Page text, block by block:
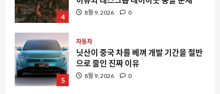
5
자동차
닛산이 중국 차를 베껴 개발 기간을 절반
8월 9, 2026
자동차
미국 전문가가 고른 6 대 중국 전기차, 왜